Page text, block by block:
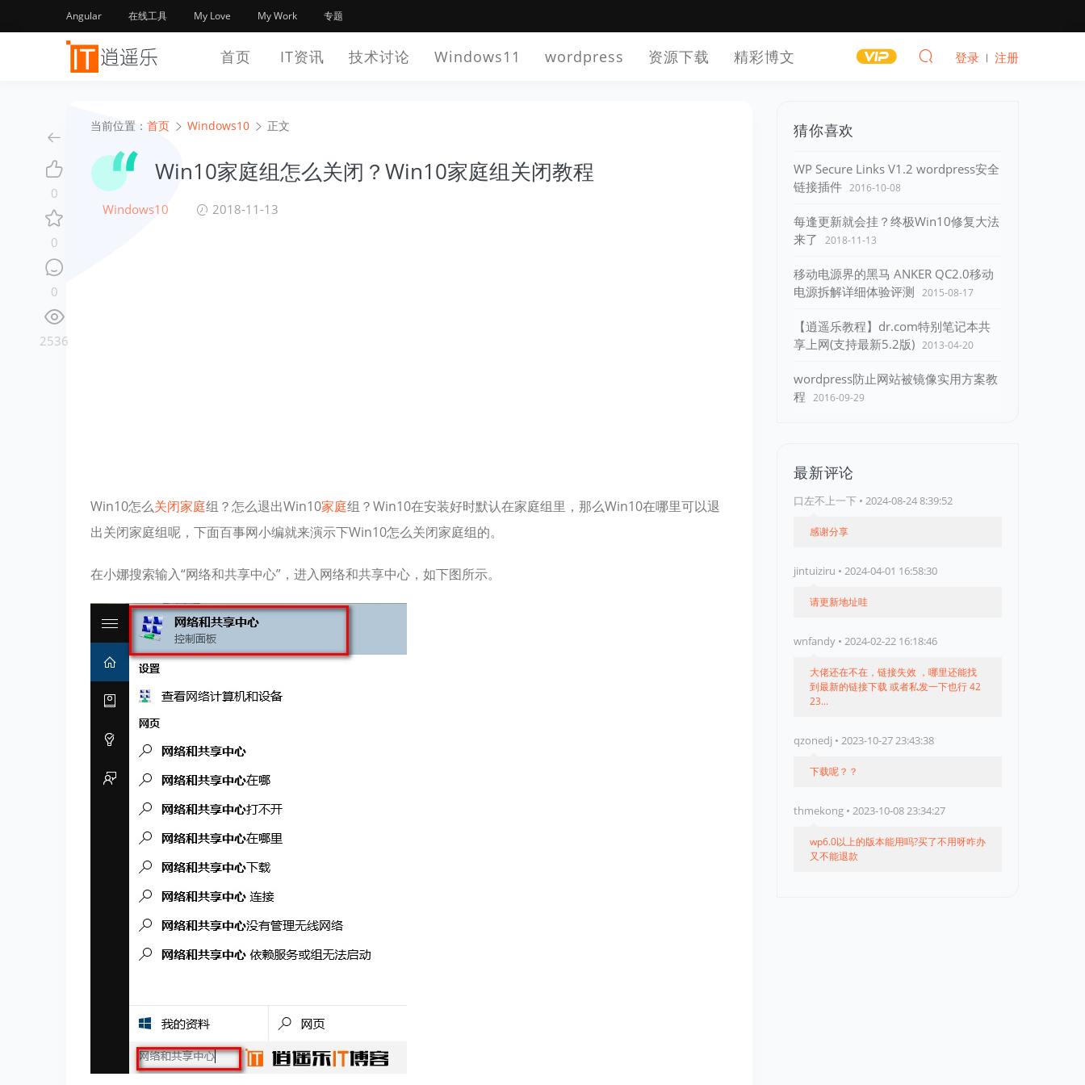
Angular 在线工具 My Love My Work 专题
首页 IT资讯 技术讨论 Windows11 wordpress 资源下载 精彩博文 登录 注册
当前位置： 首页 Windows10 正文
Win10家庭组怎么关闭？Win10家庭组关闭教程
Windows10 2018-11-13
Win10怎么关闭家庭组？怎么退出Win10家庭组？Win10在安装好时默认在家庭组里，那么Win10在哪里可以退
出关闭家庭组呢，下面百事网小编就来演示下Win10怎么关闭家庭组的。
在小娜搜索输入“网络和共享中心”，进入网络和共享中心，如下图所示。
猜你喜欢
WP Secure Links V1.2 wordpress安全
链接插件 2016-10-08
每逢更新就会挂？终极Win10修复大法
来了
2018-11-13
移动电源界的黑马 ANKER QC2.0移动
电源拆解详细体验评测 2015-08-17
【逍遥乐教程】dr.com特别笔记本共
享上网(支持最新5.2版) 2013-04-20
wordpress防止网站被镜像实用方案教
程 2016-09-29
最新评论
口左不上一下 • 2024-08-24 8:39:52
感谢分享
jintuiziru • 2024-04-01 16:58:30
请更新地址哇
wnfandy • 2024-02-22 16:18:46
大佬还在不在，链接失效 ，哪里还能找
到最新的链接下载 或者私发一下也行 42
23...
qzonedj • 2023-10-27 23:43:38
下载呢？？
thmekong • 2023-10-08 23:34:27
wp6.0以上的版本能用吗?买了不用呀咋办
又不能退款
0
0
0
2536